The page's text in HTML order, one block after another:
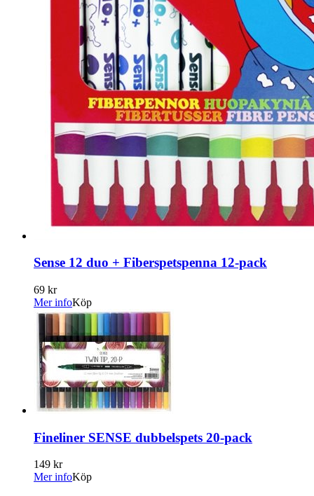
Sense 12 duo + Fiberspetspenna 12-pack
69 kr
Mer infoKöp
Fineliner SENSE dubbelspets 20-pack
149 kr
Mer infoKöp